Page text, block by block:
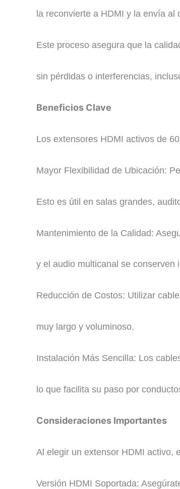
la reconvierte a HDMI y la envía al
Este proceso asegura que la
sin pérdidas o interferencias,
Beneficios Clave
Los extensores HDMI activos de
Mayor Flexibilidad de Ubicación:
Esto es útil en salas grandes,
Mantenimiento de la Calidad:
y el audio multicanal se conserven
Reducción de Costos: Utilizar
muy largo y voluminoso.
Instalación Más Sencilla: Los
lo que facilita su paso por
Consideraciones Importantes
Al elegir un extensor HDMI activo,
Versión HDMI Soportada: